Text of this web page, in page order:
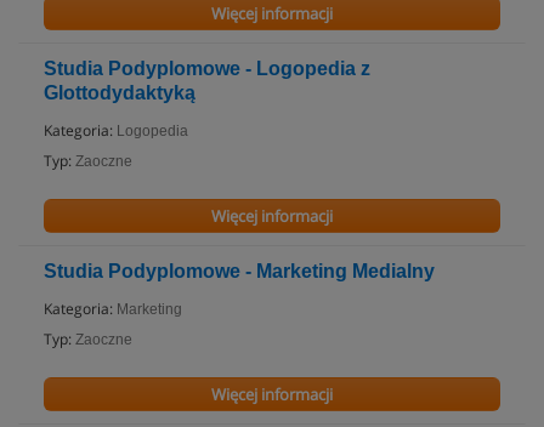
Więcej informacji
Studia Podyplomowe - Logopedia z
Glottodydaktyką
Kategoria: Logopedia
Typ: Zaoczne
Więcej informacji
Studia Podyplomowe - Marketing Medialny
Kategoria: Marketing
Typ: Zaoczne
Więcej informacji